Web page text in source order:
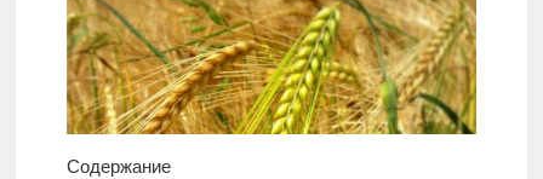
Содержание